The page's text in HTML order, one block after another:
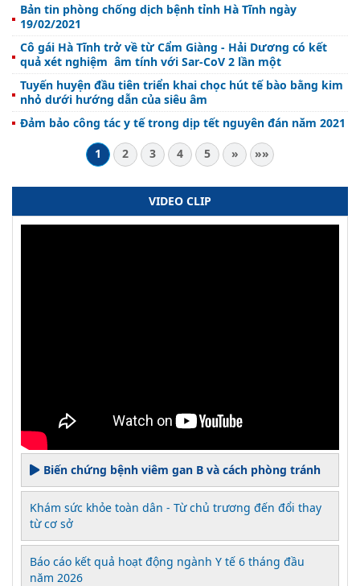
Bản tin phòng chống dịch bệnh tỉnh Hà Tĩnh ngày
19/02/2021
Cô gái Hà Tĩnh trở về từ Cẩm Giàng - Hải Dương có kết
quả xét nghiệm âm tính với Sar-CoV 2 lần một
Tuyến huyện đầu tiên triển khai chọc hút tế bào bằng kim
nhỏ dưới hướng dẫn của siêu âm
Đảm bảo công tác y tế trong dịp tết nguyên đán năm 2021
1
2 3 4 5 » »»
VIDEO CLIP
Biến chứng bệnh viêm gan B và cách phòng tránh
Khám sức khỏe toàn dân - Từ chủ trương đến đổi thay
từ cơ sở
Báo cáo kết quả hoạt động ngành Y tế 6 tháng đầu
năm 2026